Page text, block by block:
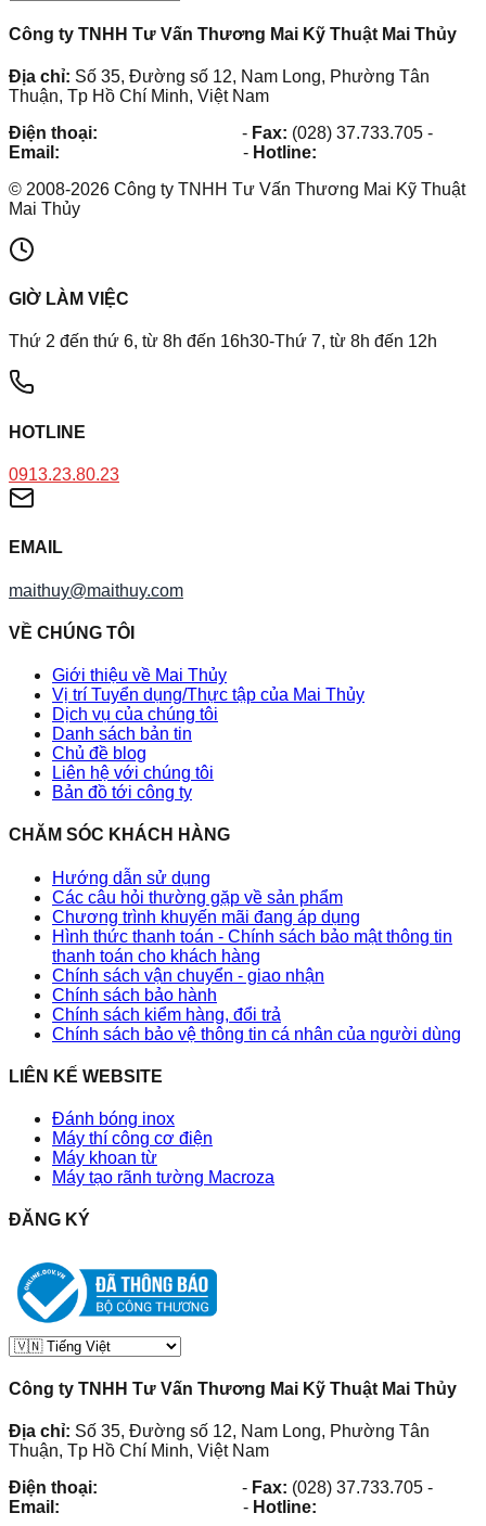
Công ty TNHH Tư Vấn Thương Mai Kỹ Thuật Mai Thủy
Địa chỉ: Số 35, Đường số 12, Nam Long, Phường Tân
Thuận, Tp Hồ Chí Minh, Việt Nam
Điện thoại:
- Fax: (028) 37.733.705 -
Email:
- Hotline:
© 2008-2026 Công ty TNHH Tư Vấn Thương Mai Kỹ Thuật
Mai Thủy
GIỜ LÀM VIỆC
Thứ 2 đến thứ 6, từ 8h đến 16h30-Thứ 7, từ 8h đến 12h
HOTLINE
0913.23.80.23
EMAIL
maithuy@maithuy.com
VỀ CHÚNG TÔI
Giới thiệu về Mai Thủy
Vị trí Tuyển dụng/Thực tập của Mai Thủy
Dịch vụ của chúng tôi
Danh sách bản tin
Chủ đề blog
Liên hệ với chúng tôi
Bản đồ tới công ty
CHĂM SÓC KHÁCH HÀNG
Hướng dẫn sử dụng
Các câu hỏi thường gặp về sản phẩm
Chương trình khuyến mãi đang áp dụng
Hình thức thanh toán - Chính sách bảo mật thông tin
thanh toán cho khách hàng
Chính sách vận chuyển - giao nhận
Chính sách bảo hành
Chính sách kiểm hàng, đổi trả
Chính sách bảo vệ thông tin cá nhân của người dùng
LIÊN KẾ WEBSITE
Đánh bóng inox
Máy thí công cơ điện
Máy khoan từ
Máy tạo rãnh tường Macroza
ĐĂNG KÝ
Công ty TNHH Tư Vấn Thương Mai Kỹ Thuật Mai Thủy
Địa chỉ: Số 35, Đường số 12, Nam Long, Phường Tân
Thuận, Tp Hồ Chí Minh, Việt Nam
Điện thoại:
- Fax: (028) 37.733.705 -
Email:
- Hotline: